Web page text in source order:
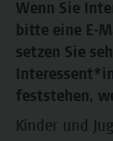
Wenn Sie
bitte eine E-
setzen Sie
feststehen,
Kinder und